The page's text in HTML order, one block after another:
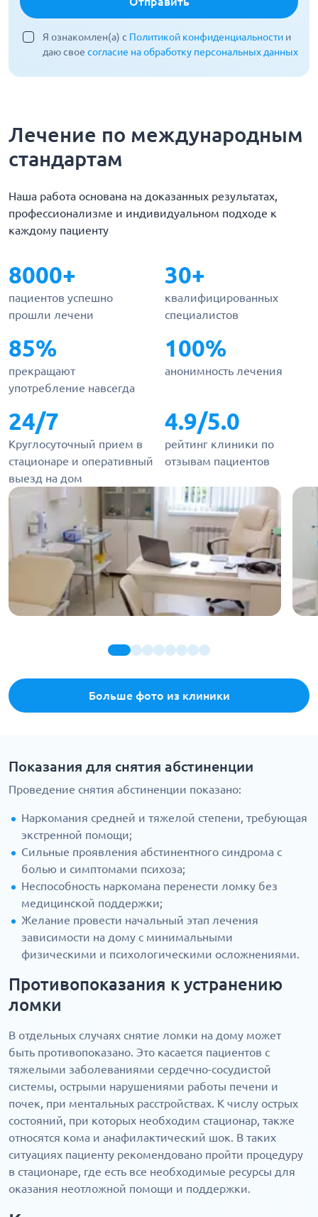
Я ознакомлен(а) с Политикой конфиденциальности и
даю свое согласие на обработку персональных данных
Лечение по международным
стандартам
Наша работа основана на доказанных результатах,
профессионализме и индивидуальном подходе к
каждому пациенту
8000+
пациентов успешно
прошли лечени
30+
квалифицированных
специалистов
85%
прекращают
употребление навсегда
100%
анонимность лечения
24/7
Круглосуточный прием в
стационаре и оперативный
выезд на дом
4.9/5.0
рейтинг клиники по
отзывам пациентов
Больше фото из клиники
Показания для снятия абстиненции
Проведение снятия абстиненции показано:
Наркомания средней и тяжелой степени, требующая
экстренной помощи;
Сильные проявления абстинентного синдрома с
болью и симптомами психоза;
Неспособность наркомана перенести ломку без
медицинской поддержки;
Желание провести начальный этап лечения
зависимости на дому с минимальными
физическими и психологическими осложнениями.
Противопоказания к устранению
ломки
В отдельных случаях снятие ломки на дому может
быть противопоказано. Это касается пациентов с
тяжелыми заболеваниями сердечно-сосудистой
системы, острыми нарушениями работы печени и
почек, при ментальных расстройствах. К числу острых
состояний, при которых необходим стационар, также
относятся кома и анафилактический шок. В таких
ситуациях пациенту рекомендовано пройти процедуру
в стационаре, где есть все необходимые ресурсы для
оказания неотложной помощи и поддержки.